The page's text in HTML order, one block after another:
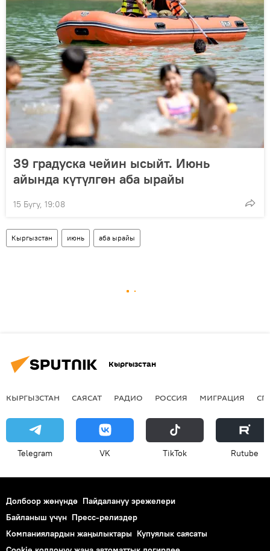
39 градуска чейин ысыйт. Июнь
айында күтүлгөн аба ырайы
15 Бугу, 19:08
Кыргызстан июнь аба ырайы
Кыргызстан
КЫРГЫЗСТАН САЯСАТ РАДИО РОССИЯ МИГРАЦИЯ
Telegram VK ТikТоk Rutube
Долбоор жөнүндө Пайдалануу эрежелери
Байланыш үчүн Пресс-релиздер
Компаниялардын жаңылыктары Купуялык саясаты